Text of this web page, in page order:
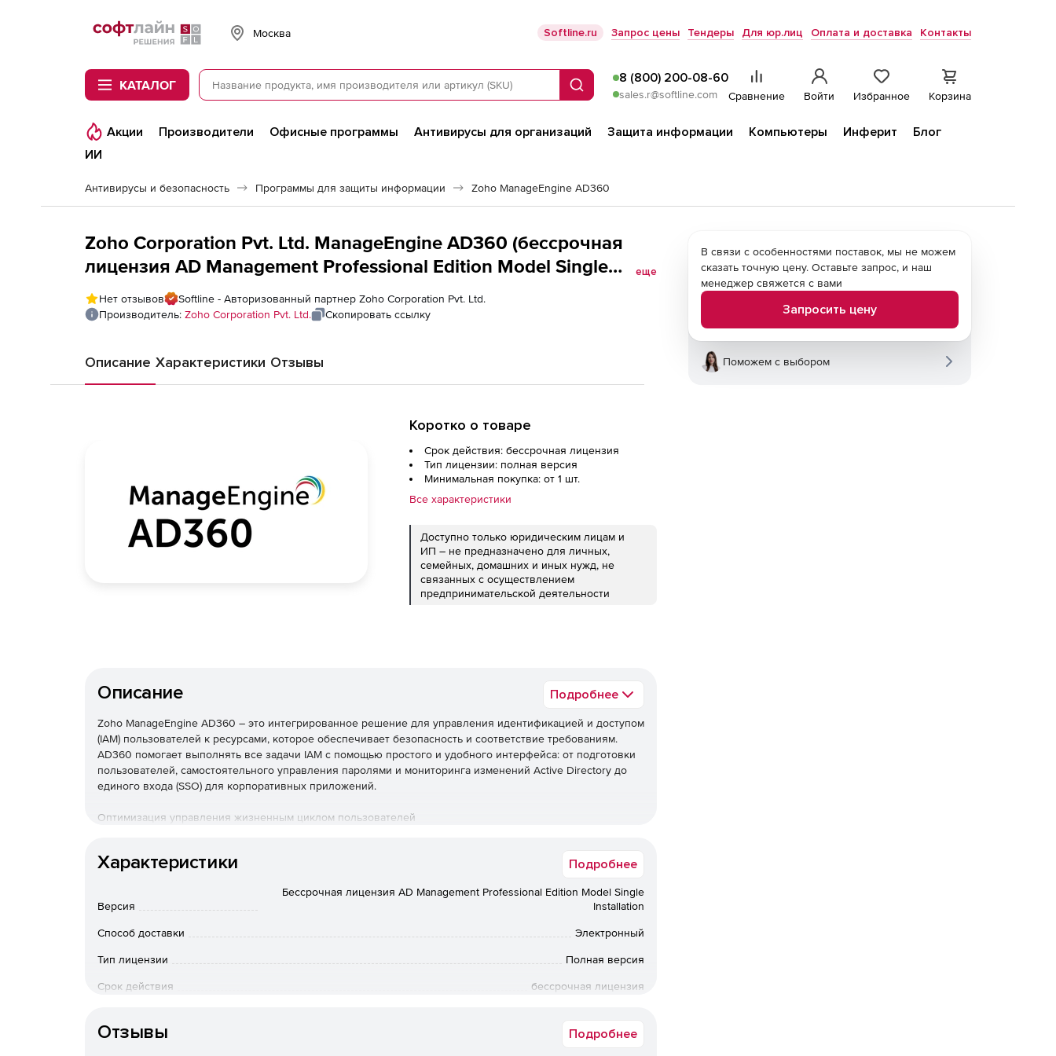
Softline
Москва Softline.ru Запрос цены Тендеры Для юр.лиц Оплата и доставка Контакты
КАТАЛОГ Поиск
8 (800) 200-08-60
sales.r@softline.com Сравнение Войти Избранное Корзина
Акции Производители Офисные программы Антивирусы для организаций Защита информации Компьютеры Инферит
Блог
ИИ
Антивирусы и безопасность Программы для защиты информации Zoho ManageEngine AD360
Zoho Corporation Pvt. Ltd. ManageEngine AD360 (бессрочная
лицензия AD Management Professional Edition Model Single
Installation), fee for 1 Domain (Unrestricted Objects) with 500 help
desk Technicians
еще
Нет отзывов
Softline - Авторизованный партнер Zoho Corporation Pvt. Ltd.
Производитель: Zoho Corporation Pvt. Ltd. Скопировать ссылку
Описание Характеристики Отзывы
Коротко о товаре
Срок действия: бессрочная лицензия
Тип лицензии: полная версия
Минимальная покупка: от 1 шт.
Все характеристики
Доступно только юридическим лицам и
ИП – не предназначено для личных,
семейных, домашних и иных нужд, не
связанных с осуществлением
предпринимательской деятельности
Описание Подробнее
Zoho ManageEngine AD360 – это интегрированное решение для управления идентификацией и доступом
(IAM) пользователей к ресурсами, которое обеспечивает безопасность и соответствие требованиям.
AD360 помогает выполнять все задачи IAM с помощью простого и удобного интерфейса: от подготовки
пользователей, самостоятельного управления паролями и мониторинга изменений Active Directory до
единого входа (SSO) для корпоративных приложений.
Оптимизация управления жизненным циклом пользователей
нескольких пользователей одновременно в AD, серверах Exchange, службах Office 365 и G Suite с
импортировать данные из CSV для массового предоставления учетных записей.
Безопасный аудит AD, Office 365 и файловых серверов
Возможность узнавать обо всех изменениях, происходящих в AD, Office 365, серверах Windows и
многого другого в режиме реального времени. Соблюдение нормативов соответствия ИТ, таких как SOX,
SSO для корпоративных приложений
Характеристики Подробнее
Версия
Бессрочная лицензия AD Management Professional Edition Model Single
Installation
Способ доставки Электронный
Тип лицензии Полная версия
Срок действия бессрочная лицензия
Отзывы Подробнее
В связи с особенностями поставок, мы не можем
сказать точную цену. Оставьте запрос, и наш
менеджер свяжется с вами
Запросить цену
Поможем с выбором